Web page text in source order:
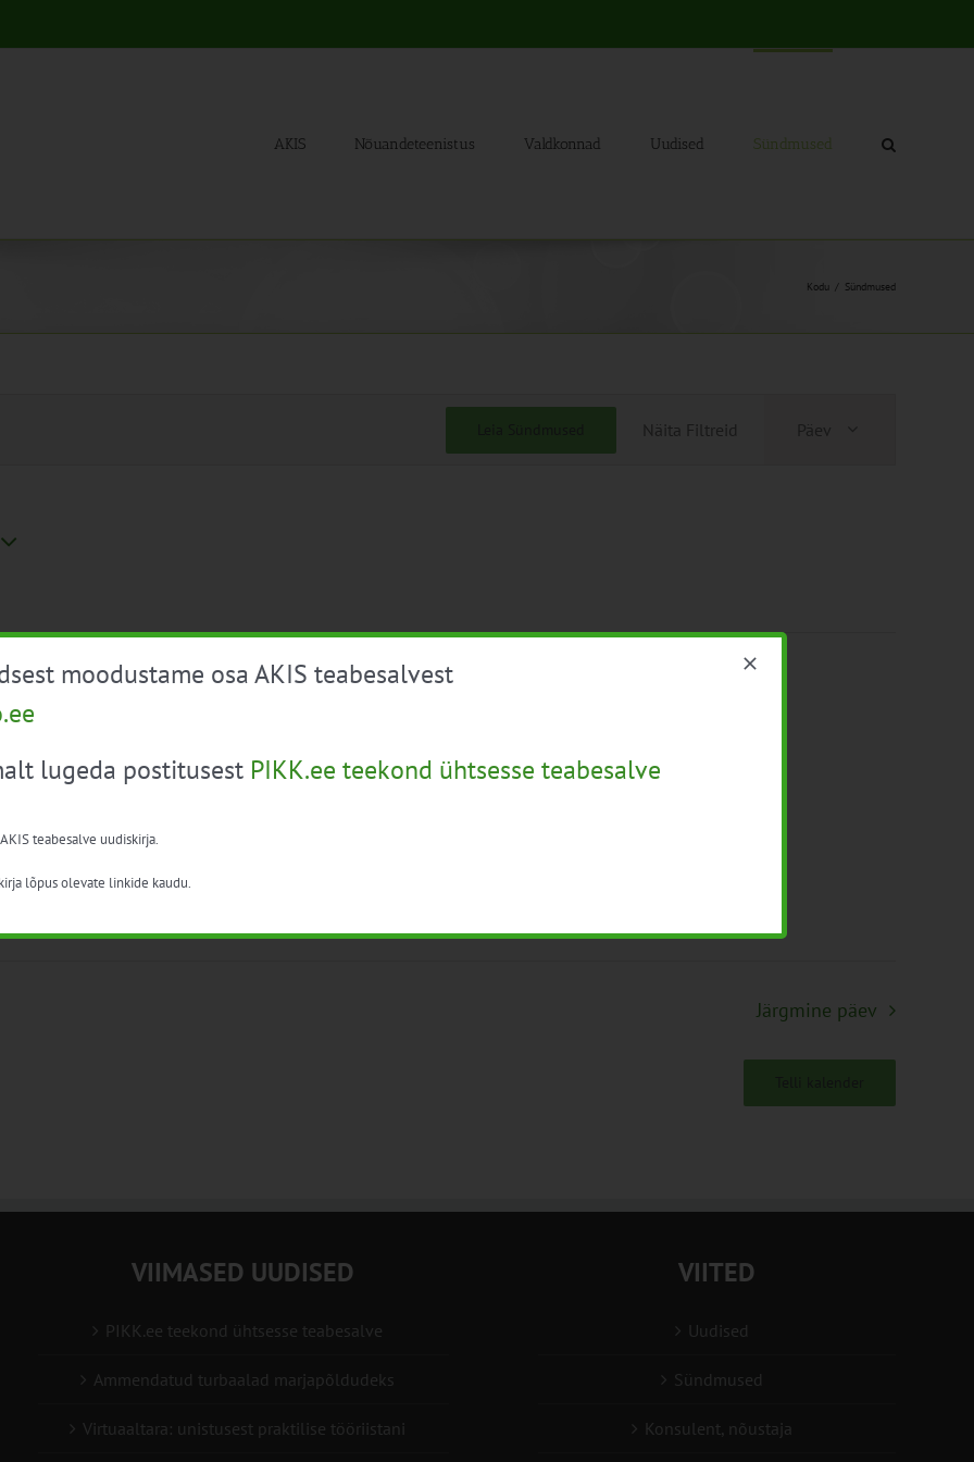
AKIS Nõuandeteenistus Valdkonnad Uudised Sündmused
Kodu Sündmused
Näita Filtreid
Views
Päev
koht: Välgi külamaja, Välgi, Peipsiääre vald, [...]
Järgmine päev
VIIMASED UUDISED
PIKK.ee teekond ühtsesse teabesalve
Ammendatud turbaalad marjapõldudeks
Virtuaaltara: unistusest praktilise tööriistani
VIITED
Uudised
Sündmused
Konsulent, nõustaja
moodustame osa AKIS teabesalvest
lugeda postitusest PIKK.ee teekond ühtsesse teabesalve
teabesalve uudiskirja.
lõpus olevate linkide kaudu.